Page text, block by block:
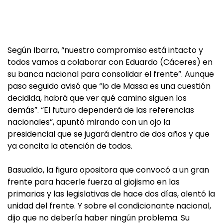
Según Ibarra, “nuestro compromiso está intacto y
todos vamos a colaborar con Eduardo (Cáceres) en
su banca nacional para consolidar el frente”. Aunque
paso seguido avisó que “lo de Massa es una cuestión
decidida, habrá que ver qué camino siguen los
demás”. “El futuro dependerá de las referencias
nacionales”, apuntó mirando con un ojo la
presidencial que se jugará dentro de dos años y que
ya concita la atención de todos.
Basualdo, la figura opositora que convocó a un gran
frente para hacerle fuerza al giojismo en las
primarias y las legislativas de hace dos días, alentó la
unidad del frente. Y sobre el condicionante nacional,
dijo que no debería haber ningún problema. Su